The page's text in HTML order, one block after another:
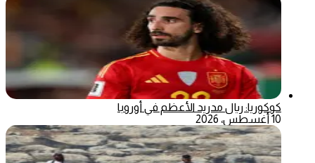
كوكوريا: ريال مدريد الأعظم في أوروبا
10 أغسطس، 2026